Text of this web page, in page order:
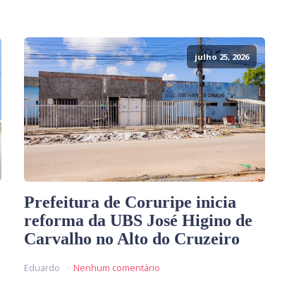
julho 25, 2026
Prefeitura de Coruripe inicia
reforma da UBS José Higino de
Carvalho no Alto do Cruzeiro
Eduardo Nenhum comentário